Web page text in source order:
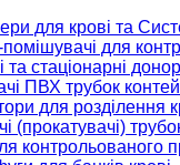
для крові та
для
та стаціонарні
ПВХ трубок
для розділення
(прокатувачі)
контрольованого